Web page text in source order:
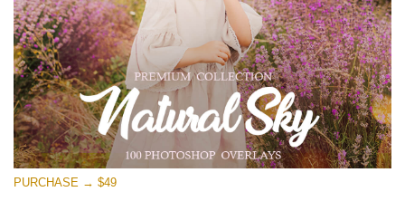
PURCHASE → $49